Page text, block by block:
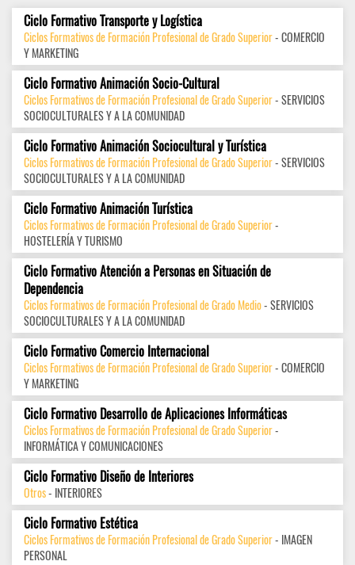
Ciclo Formativo Transporte y Logística
Ciclos Formativos de Formación Profesional de Grado Superior- COMERCIO
Y MARKETING
Ciclo Formativo Animación Socio-Cultural
Ciclos Formativos de Formación Profesional de Grado Superior- SERVICIOS
SOCIOCULTURALES Y A LA COMUNIDAD
Ciclo Formativo Animación Sociocultural y Turística
Ciclos Formativos de Formación Profesional de Grado Superior- SERVICIOS
SOCIOCULTURALES Y A LA COMUNIDAD
Ciclo Formativo Animación Turística
Ciclos Formativos de Formación Profesional de Grado Superior-
HOSTELERÍA Y TURISMO
Ciclo Formativo Atención a Personas en Situación de
Dependencia
Ciclos Formativos de Formación Profesional de Grado Medio- SERVICIOS
SOCIOCULTURALES Y A LA COMUNIDAD
Ciclo Formativo Comercio Internacional
Ciclos Formativos de Formación Profesional de Grado Superior- COMERCIO
Y MARKETING
Ciclo Formativo Desarrollo de Aplicaciones Informáticas
Ciclos Formativos de Formación Profesional de Grado Superior-
INFORMÁTICA Y COMUNICACIONES
Ciclo Formativo Diseño de Interiores
Otros- INTERIORES
Ciclo Formativo Estética
Ciclos Formativos de Formación Profesional de Grado Superior- IMAGEN
PERSONAL